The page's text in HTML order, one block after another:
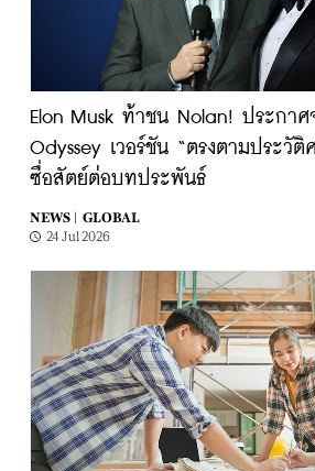
Elon Musk ท้าชน Nolan! ประกาศ
Odyssey เวอร์ชัน “ตรงตามประวัติ
ซื่อสัตย์ต่อบทประพันธ์
NEWS |
GLOBAL
24 Jul 2026